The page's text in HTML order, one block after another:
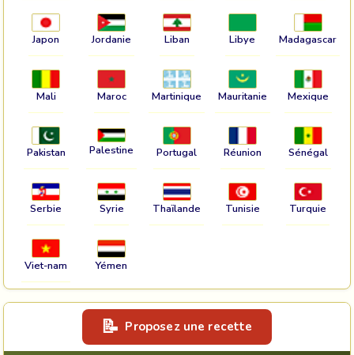
Japon Jordanie Liban Libye Madagascar
Mali Maroc Martinique Mauritanie Mexique
Pakistan Palestine Portugal Réunion Sénégal
Serbie Syrie Thaïlande Tunisie Turquie
Viet-nam Yémen
Proposez une recette